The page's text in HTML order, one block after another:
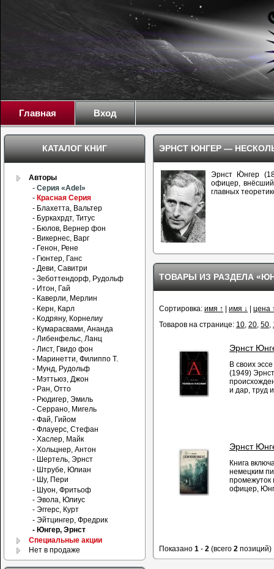
Главная Вход
ЭРНСТ ЮНГЕР —
Эрнст Ю́нгер
офицер,
главных
ТОВАРЫ ИЗ РАЗДЕЛА
Сортировка: имя ↑ имя ↓
цена
Товаров на странице: 10, 20, 50,
Эрнст
В своих
(1949)
и дар, труд
Эрнст
Книга
немецким
офицер,
Показано 1 - 2 (всего 2 позиций)
КАТАЛОГ КНИГ
Авторы
-Серия «Adel»
- Красная Серия
- Блахетта, Вальтер
- Буркахрдт, Титус
- Бюлов, Вернер фон
- Викернес, Варг
- Генон, Рене
- Гюнтер, Ганс
- Деви, Савитри
- Зеботтендорф, Рудольф
- Итон, Гай
- Каверли, Мерлин
- Керн, Карл
- Кодряну, Корнелиу
- Кумарасвами, Ананда
- Либенфельс, Ланц
- Лист, Гвидо фон
- Маринетти, Филиппо Т.
- Мунд, Рудольф
- Мэттьюз, Джон
- Ран, Отто
- Рюдигер, Эмиль
- Серрано, Мигель
- Фай, Гийом
- Флауерс, Стефан
- Хаслер, Майк
- Хольцнер, Антон
- Шертель, Эрнст
- Штрубе, Юлиан
- Шу, Пери
- Шуон, Фритьоф
- Эвола, Юлиус
- Эггерс, Курт
- Эйтцингер, Фредрик
- Юнгер, Эрнст
Специальные акции
Нет в продаже